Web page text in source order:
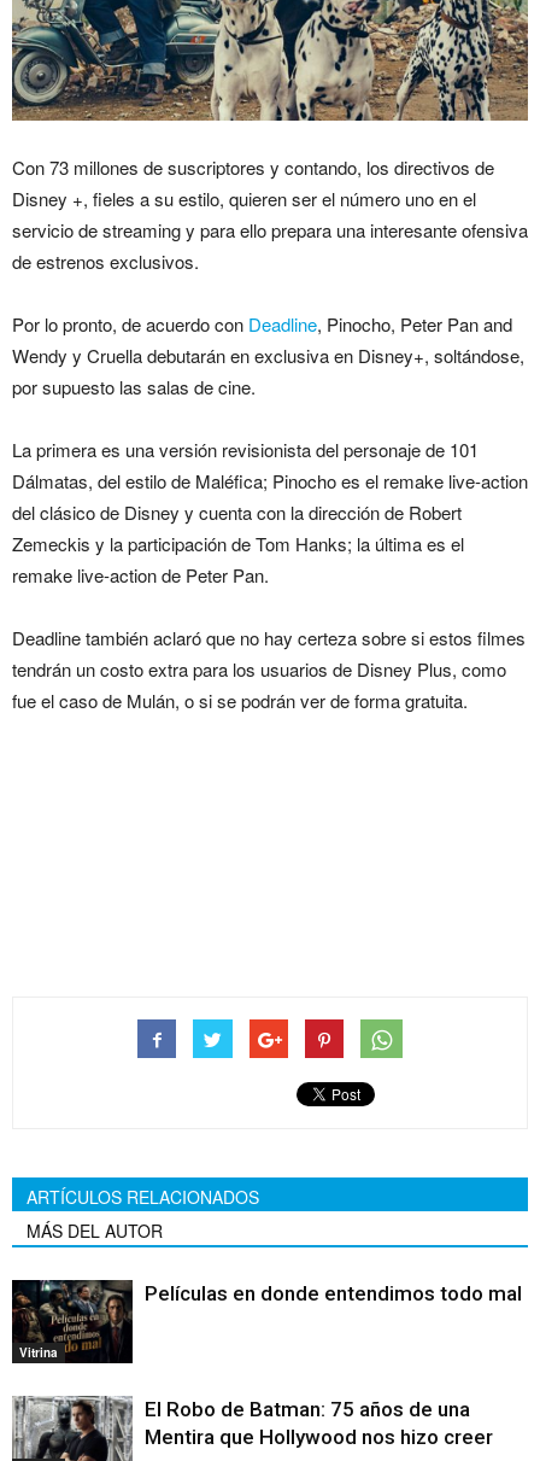
Con 73 millones de suscriptores y contando, los directivos de
Disney +, fieles a su estilo, quieren ser el número uno en el
servicio de streaming y para ello prepara una interesante ofensiva
de estrenos exclusivos.
Por lo pronto, de acuerdo con Deadline, Pinocho, Peter Pan and
Wendy y Cruella debutarán en exclusiva en Disney+, soltándose,
por supuesto las salas de cine.
La primera es una versión revisionista del personaje de 101
Dálmatas, del estilo de Maléfica; Pinocho es el remake live-action
del clásico de Disney y cuenta con la dirección de Robert
Zemeckis y la participación de Tom Hanks; la última es el
remake live-action de Peter Pan.
Deadline también aclaró que no hay certeza sobre si estos filmes
tendrán un costo extra para los usuarios de Disney Plus, como
fue el caso de Mulán, o si se podrán ver de forma gratuita.
ARTÍCULOS RELACIONADOS
MÁS DEL AUTOR
Vitrina
Películas en donde entendimos todo mal
El Robo de Batman: 75 años de una
Mentira que Hollywood nos hizo creer